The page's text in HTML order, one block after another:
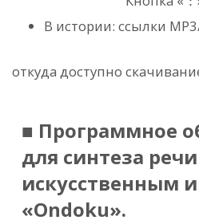
В истории: ссылки
откуда доступно
■ Программное
для синтеза
искусственным
«Ondoku».